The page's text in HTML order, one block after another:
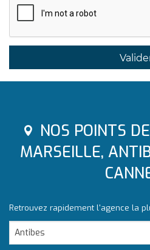
NOS POINTS
MARSEILLE,
Retrouvez rapidement l'agence la